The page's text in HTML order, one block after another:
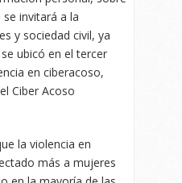
invitará a la
y sociedad civil, ya
ubicó en el tercer
en ciberacoso,
Ciber Acoso
la violencia en
más a mujeres